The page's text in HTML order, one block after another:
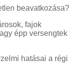
beavatkozása?
fajok
épp versengtek
hatásai a régi